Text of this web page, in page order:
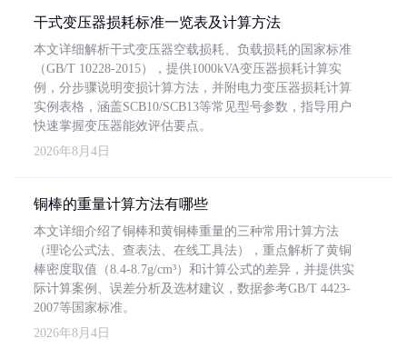
干式变压器损耗标准一览表及计算方法
本文详细解析干式变压器空载损耗、负载损耗的国家标准
（GB/T 10228-2015），提供1000kVA变压器损耗计算实
例，分步骤说明变损计算方法，并附电力变压器损耗计算
实例表格，涵盖SCB10/SCB13等常见型号参数，指导用户
快速掌握变压器能效评估要点。
2026年8月4日
铜棒的重量计算方法有哪些
本文详细介绍了铜棒和黄铜棒重量的三种常用计算方法
（理论公式法、查表法、在线工具法），重点解析了黄铜
棒密度取值（8.4-8.7g/cm³）和计算公式的差异，并提供实
际计算案例、误差分析及选材建议，数据参考GB/T 4423-
2007等国家标准。
2026年8月4日